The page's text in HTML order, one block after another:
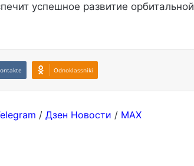
успешное развитие орбитальной
Odnoklassniki
/ Дзен Новости / MAX